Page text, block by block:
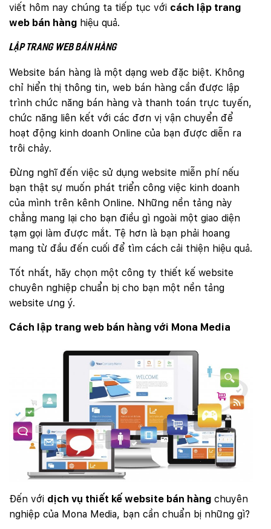
viết hôm nay chúng ta tiếp tục với cách lập trang
web bán hàng hiệu quả.
Lập trang web bán hàng
Website bán hàng là một dạng web đặc biệt. Không
chỉ hiển thị thông tin, web bán hàng cần được lập
trình chức năng bán hàng và thanh toán trực tuyến,
chức năng liên kết với các đơn vị vận chuyển để
hoạt động kinh doanh Online của bạn được diễn ra
trôi chảy.
Đừng nghĩ đến việc sử dụng website miễn phí nếu
bạn thật sự muốn phát triển công việc kinh doanh
của mình trên kênh Online. Những nền tảng này
chẳng mang lại cho bạn điều gì ngoài một giao diện
tạm gọi làm được mắt. Tệ hơn là bạn phải hoang
mang từ đầu đến cuối để tìm cách cải thiện hiệu quả.
Tốt nhất, hãy chọn một công ty thiết kế website
chuyên nghiệp chuẩn bị cho bạn một nền tảng
website ưng ý.
Cách lập trang web bán hàng với Mona Media
Đến với dịch vụ thiết kế website bán hàng chuyên
nghiệp của Mona Media, bạn cần chuẩn bị những gì?